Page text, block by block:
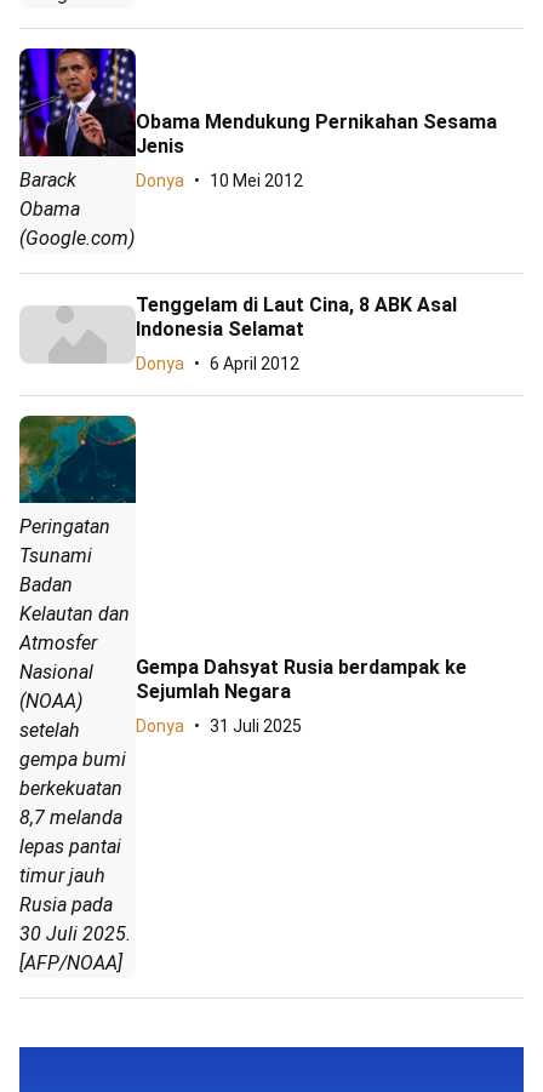
Barack
Obama
(Google.com)
Obama Mendukung Pernikahan Sesama
Jenis
Donya 10 Mei 2012
Tenggelam di Laut Cina, 8 ABK Asal
Indonesia Selamat
Donya 6 April 2012
Peringatan
Tsunami
Badan
Kelautan dan
Atmosfer
Nasional
(NOAA)
setelah
gempa bumi
berkekuatan
8,7 melanda
lepas pantai
timur jauh
Rusia pada
30 Juli 2025.
[AFP/NOAA]
Gempa Dahsyat Rusia berdampak ke
Sejumlah Negara
Donya 31 Juli 2025